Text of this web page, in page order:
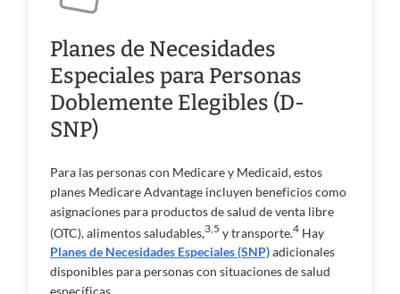
Planes de Necesidades
Especiales para Personas
Doblemente Elegibles (D-
SNP)
Para las personas con Medicare y Medicaid, estos
planes Medicare Advantage incluyen beneficios como
asignaciones para productos de salud de venta libre
(OTC), alimentos saludables, 3,5 y transporte. 4 Hay
Planes de Necesidades Especiales (SNP)adicionales
disponibles para personas con situaciones de salud